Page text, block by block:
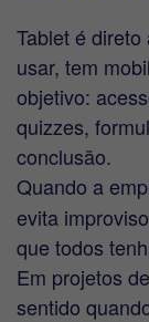
Tablet é
usar, tem
objetivo:
quizzes,
conclusão.
Quando a
evita
que todos
Em projetos
sentido